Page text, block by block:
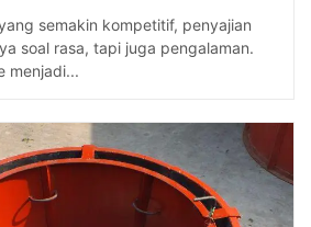
semakin kompetitif, penyajian
soal rasa, tapi juga pengalaman.
menjadi...